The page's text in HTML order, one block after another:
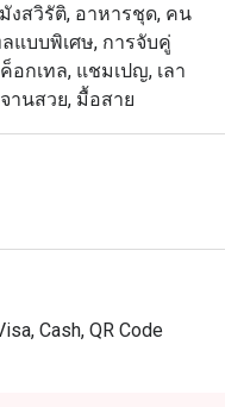
งสวิรัติ, อาหารชุด, คน
แบบพิเศษ, การจับคู่
อกเทล, แชมเปญ, เลา
านสวย, มื้อสาย
Cash, QR Code